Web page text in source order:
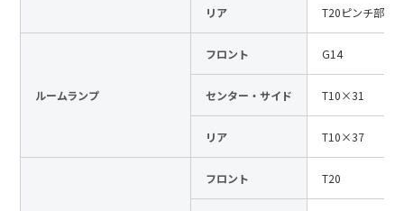
リア T20ピンチ部違
ルームランプ
フロント G14
センター・サイド T10×31
リア T10×37
フロント T20